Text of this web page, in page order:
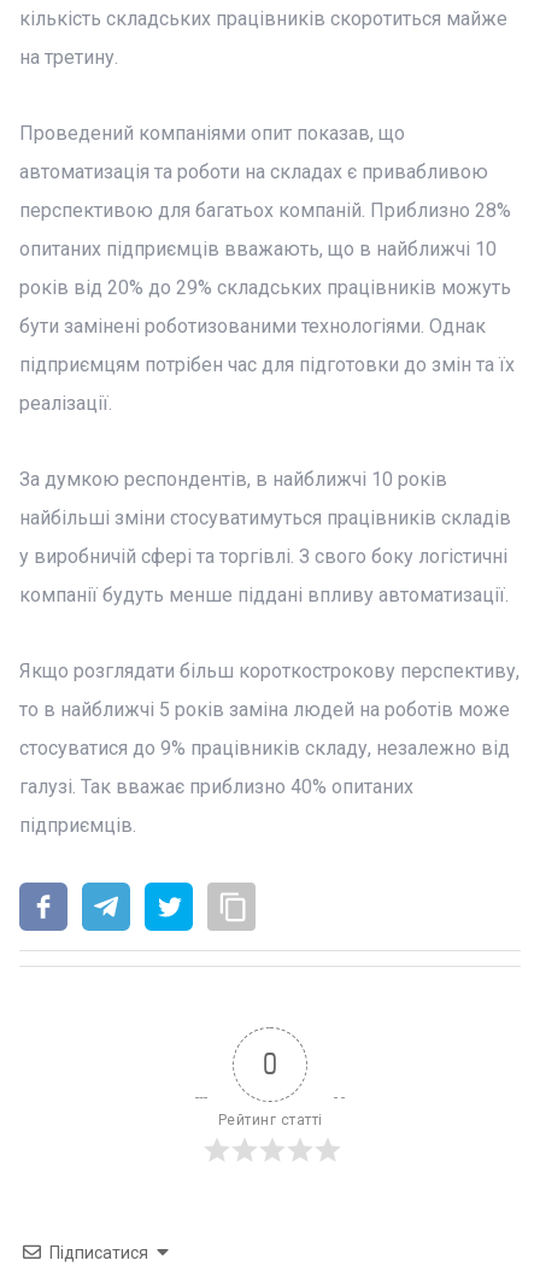
кількість складських працівників скоротиться майже
на третину.
Проведений компаніями опит показав, що
автоматизація та роботи на складах є привабливою
перспективою для багатьох компаній. Приблизно 28%
опитаних підприємців вважають, що в найближчі 10
років від 20% до 29% складських працівників можуть
бути замінені роботизованими технологіями. Однак
підприємцям потрібен час для підготовки до змін та їх
реалізації.
За думкою респондентів, в найближчі 10 років
найбільші зміни стосуватимуться працівників складів
у виробничій сфері та торгівлі. З свого боку логістичні
компанії будуть менше піддані впливу автоматизації.
Якщо розглядати більш короткострокову перспективу,
то в найближчі 5 років заміна людей на роботів може
стосуватися до 9% працівників складу, незалежно від
галузі. Так вважає приблизно 40% опитаних
підприємців.
0
Рейтинг статті
Підписатися